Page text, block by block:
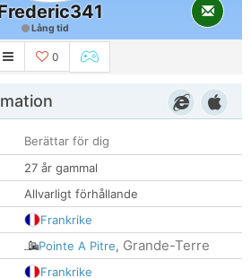
Lång tid
0
Berättar för dig
27 år gammal
Allvarligt förhållande
Frankrike
Pointe A Pitre, Grande-Terre
Frankrike